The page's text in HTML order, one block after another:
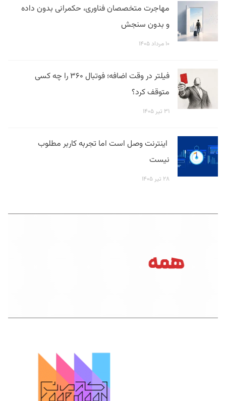
مهاجرت متخصصان فناوری، حکمرانی بدون داده
و بدون سنجش
۱۰ مرداد ۱۴۰۵
فیلتر در وقت اضافه؛ فوتبال ۳۶۰ را چه کسی
متوقف کرد؟
۳۱ تیر ۱۴۰۵
اینترنت وصل است اما تجربه کاربر مطلوب
نیست
۲۸ تیر ۱۴۰۵